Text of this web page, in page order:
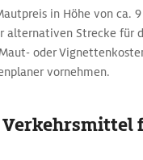
in Höhe von ca.
alternativen Strecke für
oder
vornehmen.